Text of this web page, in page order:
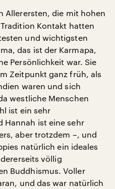
Allerersten, die mit hohen
Kontakt hatten
und wichtigsten
das ist der Karmapa,
Persönlichkeit war. Sie
Zeitpunkt ganz früh, als
waren und sich
westliche Menschen
ist ein sehr
Hannah ist eine sehr
aber trotzdem –, und
natürlich ein ideales
völlig
Buddhismus. Voller
und das war natürlich